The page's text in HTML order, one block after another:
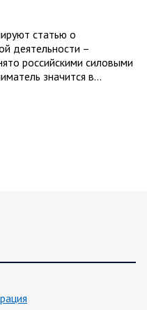
статью о
деятельности –
российскими силовыми
значится в…